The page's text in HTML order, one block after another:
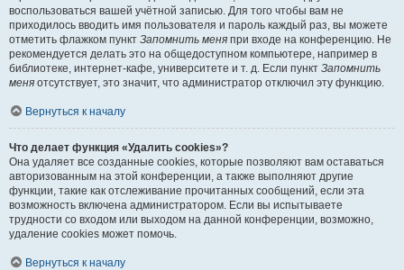
воспользоваться вашей учётной записью. Для того чтобы вам не
приходилось вводить имя пользователя и пароль каждый раз, вы можете
отметить флажком пункт Запомнить меня при входе на конференцию. Не
рекомендуется делать это на общедоступном компьютере, например в
библиотеке, интернет-кафе, университете и т. д. Если пункт Запомнить
меня отсутствует, это значит, что администратор отключил эту функцию.
Вернуться к началу
Что делает функция «Удалить cookies»?
Она удаляет все созданные cookies, которые позволяют вам оставаться
авторизованным на этой конференции, а также выполняют другие
функции, такие как отслеживание прочитанных сообщений, если эта
возможность включена администратором. Если вы испытываете
трудности со входом или выходом на данной конференции, возможно,
удаление cookies может помочь.
Вернуться к началу